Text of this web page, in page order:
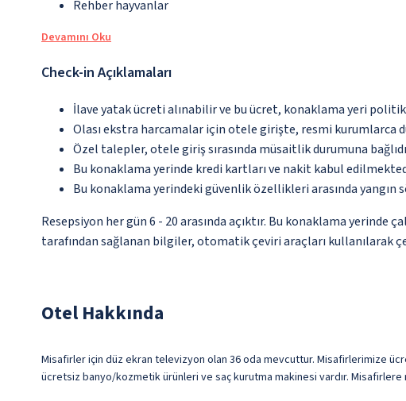
Rehber hayvanlar
Devamını Oku
Check-in Açıklamaları
İlave yatak ücreti alınabilir ve bu ücret, konaklama yeri
Olası ekstra harcamalar için otele girişte, resmi kurumlarca
Özel talepler, otele giriş sırasında müsaitlik durumuna
Bu konaklama yerinde kredi kartları ve nakit kabul
Bu konaklama yerindeki güvenlik özellikleri arasında yangın
Resepsiyon her gün 6 - 20 arasında açıktır. Bu konaklama yerinde
tarafından sağlanan bilgiler, otomatik çeviri araçları kullanılarak
Otel Hakkında
Misafirler için düz ekran televizyon olan 36 oda mevcuttur. Misafirlerimize
ücretsiz banyo/kozmetik ürünleri ve saç kurutma makinesi vardır.